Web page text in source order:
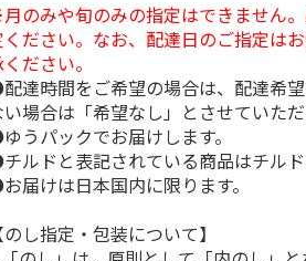
のみや旬のみの指定はできません
ください。なお、配達日のご指定は
ださい。
達時間をご希望の場合は、配達希
い場合は「希望なし」とさせていただ
うパックでお届けします。
ルドと表記されている商品はチルド
届けは日本国内に限ります。
のし指定・包装について】